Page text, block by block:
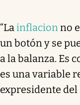
“Lainflacionno
un botón y se
a la balanza. Es
es una variable
expresidente del